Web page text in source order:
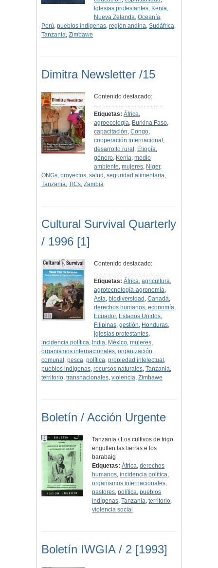
Iglesias protestantes, Kenia,
Nueva Zelanda,Oceanía,
Perú, pueblos indígenas, región andina, Sudáfrica,
Tanzania, Zimbawe
Dimitra Newsletter /15
Contenido destacado:
...............................................
Etiquetas: África,
agroecología, Burkina Faso,
capacitación,Congo,
cooperación internacional ,
desarrollo rural , Etiopía,
género, Kenia,medio
ambiente,mujeres, Niger,
ONGs, proyectos, salud , seguridad alimentaria,
Tanzania, TICs, Zambia
Cultural Survival Quarterly
/ 1996 [1]
Contenido destacado:
...............................................
Etiquetas: África,agricultura,
agrotecnología-agronomía,
Asia, biodiversidad ,Canadá,
derechos humanos,economía,
Ecuador, Estados Unidos,
Filipinas,gestión, Honduras,
Iglesias protestantes,
incidencia política, India, México, mujeres,
organismos internacionales, organización
comunal , pesca, política, propiedad intelectual ,
pueblos indígenas, recursos naturales, Tanzania,
territorio, transnacionales, violencia, Zimbawe
Boletín / Acción Urgente
Tanzania / Los cultivos de trigo
engullen las tierras e los
barabaig
Etiquetas: África,derechos
humanos,incidencia política,
organismos internacionales,
pastores,política,pueblos
indígenas,Tanzania,territorio,
violencia social
Boletín IWGIA / 2 [1993]